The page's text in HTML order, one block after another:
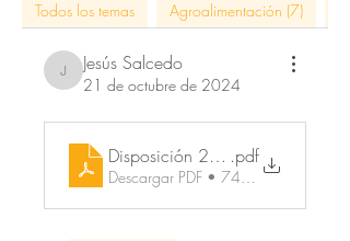
Todos los temas Agroalimentación (7)
Jesús Salcedo
Jesús Salcedo
21 de octubre de 2024
Disposición 20246 del BOE
.pdf
Descargar PDF • 745KB